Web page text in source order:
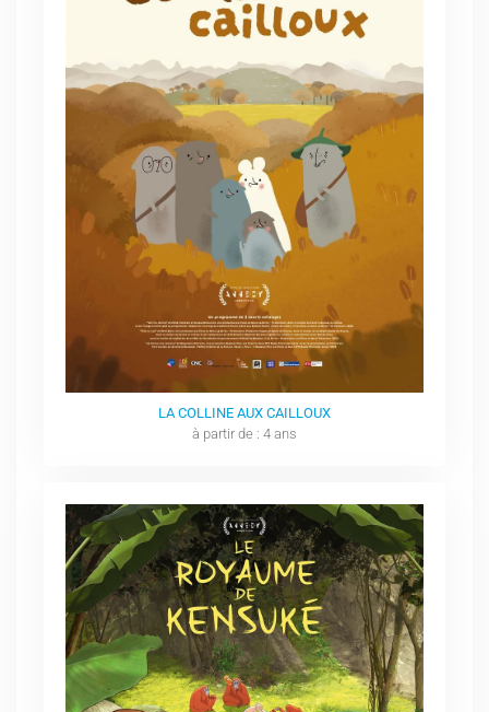
LA COLLINE AUX CAILLOUX
à partir de : 4 ans